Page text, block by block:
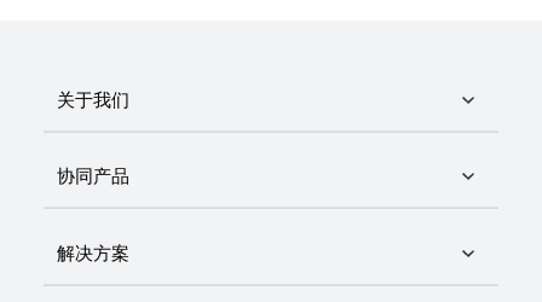
关于我们
协同产品
解决方案